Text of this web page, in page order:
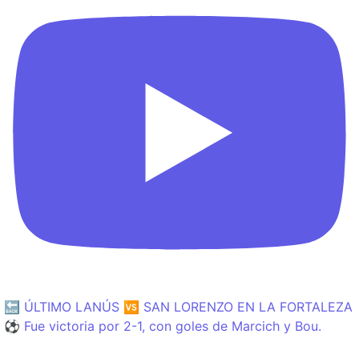
🔙 ÚLTIMO LANÚS 🆚 SAN LORENZO EN LA FORTALEZA
⚽️ Fue victoria por 2-1, con goles de Marcich y Bou.